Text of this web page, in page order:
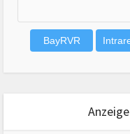
Anzeige